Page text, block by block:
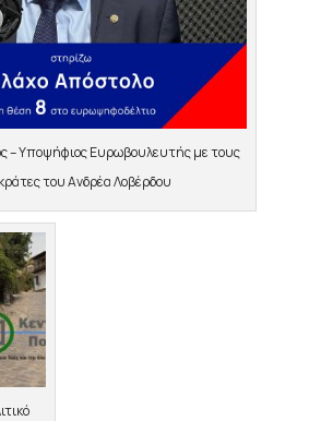
– Υποψήφιος Ευρωβουλευτής με τους
του Ανδρέα Λοβέρδου